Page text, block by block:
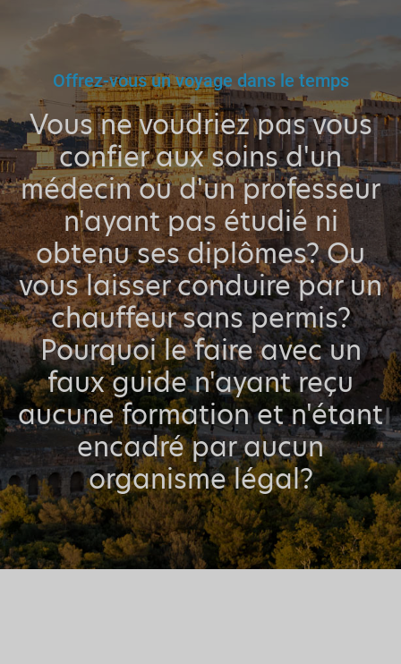
Offrez-vous un voyage dans le temps
Vous ne voudriez pas vous
confier aux soins d'un
médecin ou d'un professeur
n'ayant pas étudié ni
obtenu ses diplômes? Ou
vous laisser conduire par un
chauffeur sans permis?
Pourquoi le faire avec un
faux guide n'ayant reçu
aucune formation et n'étant
encadré par aucun
organisme légal?